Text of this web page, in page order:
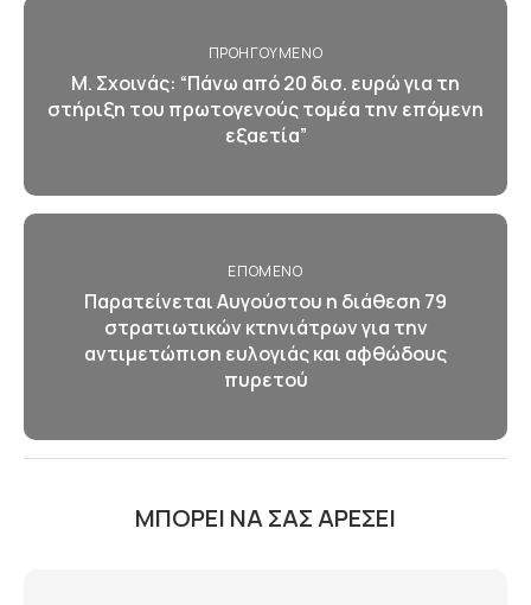
ΠΡΟΗΓΟΎΜΕΝΟ
Μ. Σχοινάς: “Πάνω από 20 δισ. ευρώ για τη
στήριξη του πρωτογενούς τομέα την επόμενη
εξαετία”
ΕΠΌΜΕΝΟ
Παρατείνεται Αυγούστου η διάθεση 79
στρατιωτικών κτηνιάτρων για την
αντιμετώπιση ευλογιάς και αφθώδους
πυρετού
ΜΠΟΡΕΊ ΝΑ ΣΑΣ ΑΡΈΣΕΙ